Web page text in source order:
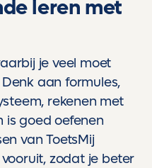
maakt:
meten.
er altijd iemand
die begrijpt wat
geen gokwerk,
waar
zijn.
leren met
je veel moet
aan formules,
rekenen met
is goed oefenen
van ToetsMij
zodat je beter